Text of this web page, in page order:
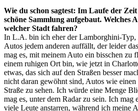
Wie du schon sagtest: Im Laufe der
schöne Sammlung aufgebaut. Welches
welcher Stadt fahren?
In L.A. bin ich eher der Lamborghini-Typ,
Autos jedem anderen auffällt, der leider
mag es, mit meinem Auto ein bisschen zu
einem ruhigen Ort bin, wie jetzt in
etwas, das sich auf den Straßen besser
nicht daran gewöhnt sind, Autos wie
Straße zu sehen. Ich würde eine Menge
mag es, unter dem Radar zu sein. Ich mag
viele Leute anstarren, während ich meine